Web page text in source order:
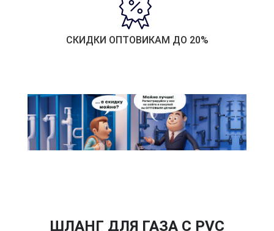
СКИДКИ ОПТОВИКАМ ДО 20%
ШЛАНГ ДЛЯ ГАЗА С PVC